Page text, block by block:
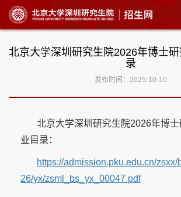
北京大学深圳研究生院2026年博士
录
发布时间：2025-10-10
北京大学深圳研究生院2026年博
业目录：
https://admission.pku.edu.cn/
26/yx/zsml_bs_yx_00047.pdf